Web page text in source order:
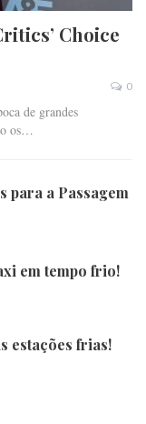
Choice
0
de grandes
os…
para a Passagem
em tempo frio!
estações frias!